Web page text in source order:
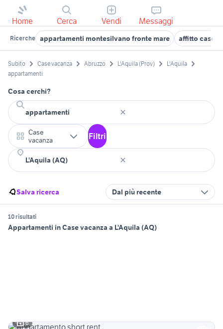
Home Cerca Vendi Messaggi
Ricerche appartamenti montesilvano fronte mare affitto case
Subito Case vacanza Abruzzo L'Aquila (Prov)
L'Aquila
appartamenti
Cosa cerchi?
Case
vacanza
Filtri
Salva ricerca Dal più recente
10 risultati
Appartamenti in Case vacanza a L'Aquila (AQ)
6